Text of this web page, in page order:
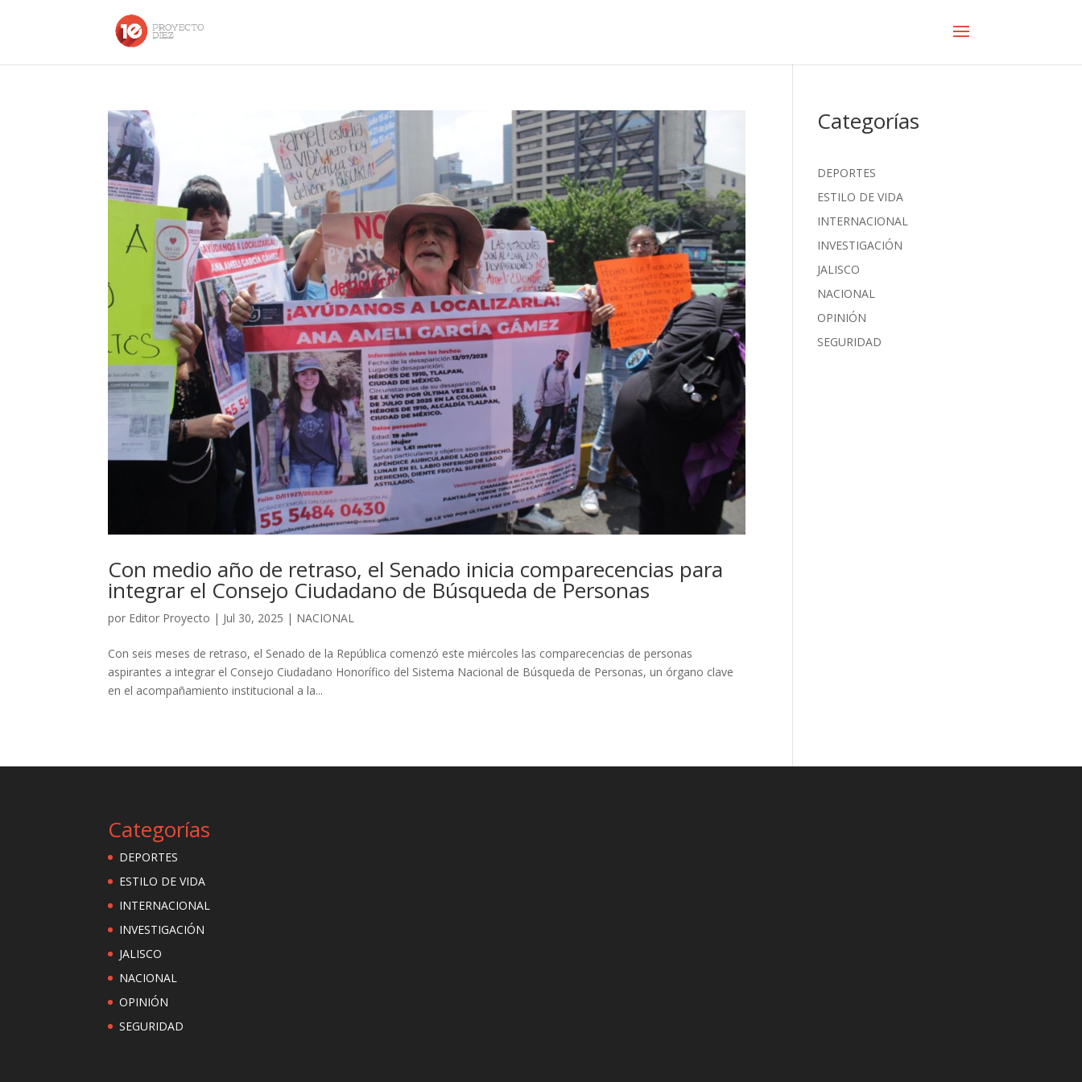
Con medio año de retraso, el Senado inicia comparecencias para
integrar el Consejo Ciudadano de Búsqueda de Personas
por Editor Proyecto | Jul 30, 2025 | NACIONAL
Con seis meses de retraso, el Senado de la República comenzó este miércoles las comparecencias de personas
aspirantes a integrar el Consejo Ciudadano Honorífico del Sistema Nacional de Búsqueda de Personas, un órgano clave
en el acompañamiento institucional a la...
Categorías
DEPORTES
ESTILO DE VIDA
INTERNACIONAL
INVESTIGACIÓN
JALISCO
NACIONAL
OPINIÓN
SEGURIDAD
Categorías
DEPORTES
ESTILO DE VIDA
INTERNACIONAL
INVESTIGACIÓN
JALISCO
NACIONAL
OPINIÓN
SEGURIDAD